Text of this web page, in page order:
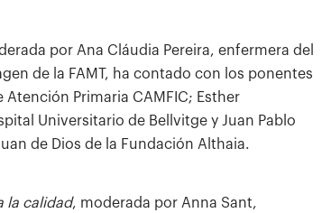
por Ana Cláudia Pereira, enfermera del
de la FAMT, ha contado con los ponentes
Primaria CAMFIC; Esther
Universitario de Bellvitge y Juan Pablo
de Dios de la Fundación Althaia.
la calidad, moderada por Anna Sant,